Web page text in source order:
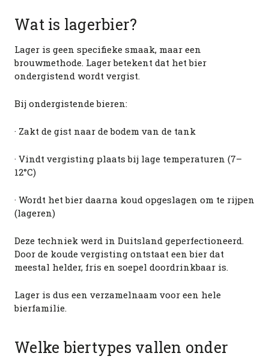
Wat is lagerbier?
Lager is geen specifieke smaak, maar een
brouwmethode. Lager betekent dat het bier
ondergistend wordt vergist.
Bij ondergistende bieren:
· Zakt de gist naar de bodem van de tank
· Vindt vergisting plaats bij lage temperaturen (7–
12°C)
· Wordt het bier daarna koud opgeslagen om te rijpen
(lageren)
Deze techniek werd in Duitsland geperfectioneerd.
Door de koude vergisting ontstaat een bier dat
meestal helder, fris en soepel doordrinkbaar is.
Lager is dus een verzamelnaam voor een hele
bierfamilie.
Welke biertypes vallen onder